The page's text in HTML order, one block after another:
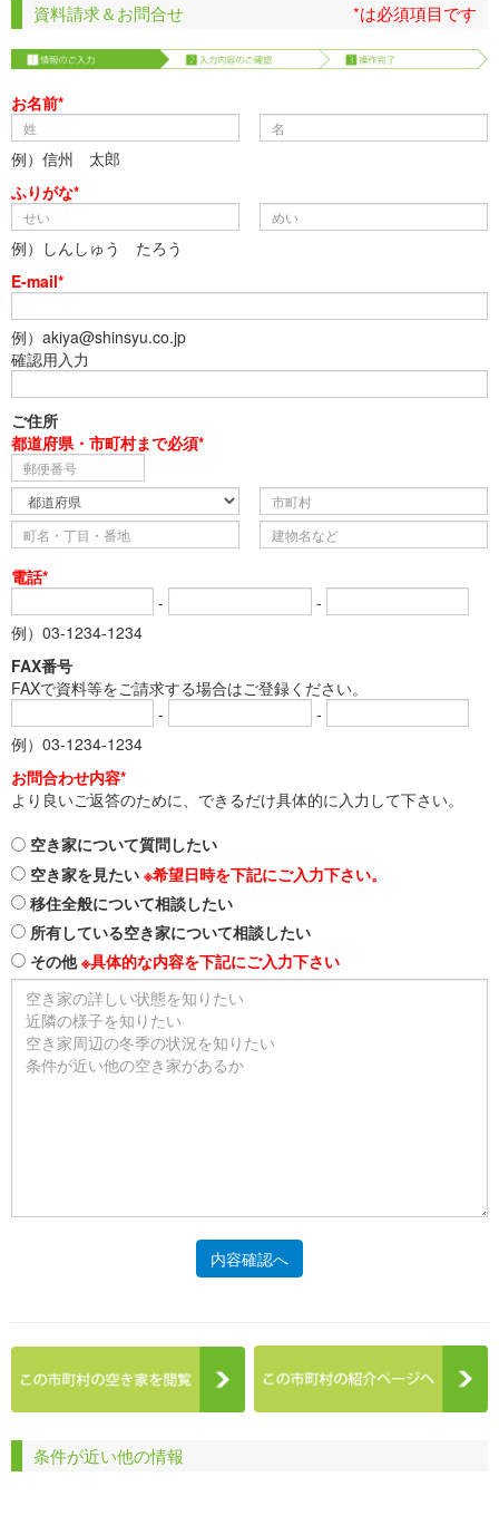
資料請求＆お問合せ *は必須項目です
お名前*
例）信州 太郎
ふりがな*
例）しんしゅう たろう
E-mail*
例）akiya@shinsyu.co.jp
確認用入力
ご住所
都道府県・市町村まで必須*
電話*
-
-
例）03-1234-1234
FAX番号
FAXで資料等をご請求する場合はご登録ください。
-
-
例）03-1234-1234
お問合わせ内容*
より良いご返答のために、できるだけ具体的に入力して下さい。
空き家について質問したい
空き家を見たい ※希望日時を下記にご入力下さい。
移住全般について相談したい
所有している空き家について相談したい
その他※具体的な内容を下記にご入力下さい
内容確認へ
条件が近い他の情報